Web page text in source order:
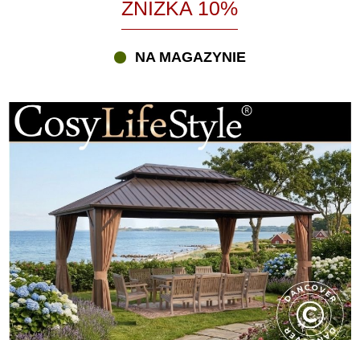
wysiłku. Oferujemy również szeroką gamę drewnianych pawilonów,
zewnątrz nawet w niesprzyjających warunkach pogodowych.
Ci znaleźć idealny pawilon do Twojej przestrzeni ogrodowej.
ZNIŻKA 10%
NA MAGAZYNIE